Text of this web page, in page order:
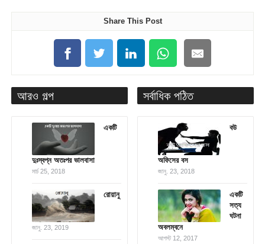
Share This Post
আরও গল্প
একটি
দুঃস্বপ্ন অতঃপর ভালবাসা
মার্চ 25, 2018
রোয়ানু
জানু. 23, 2019
সর্বাধিক পঠিত
বউ
অফিসের বস
জানু. 23, 2018
একটি
সত্য
ঘটনা
অবলম্বনে
আগস্ট 12, 2017